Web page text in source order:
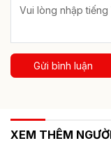
Gửi bình luận
XEM THÊM